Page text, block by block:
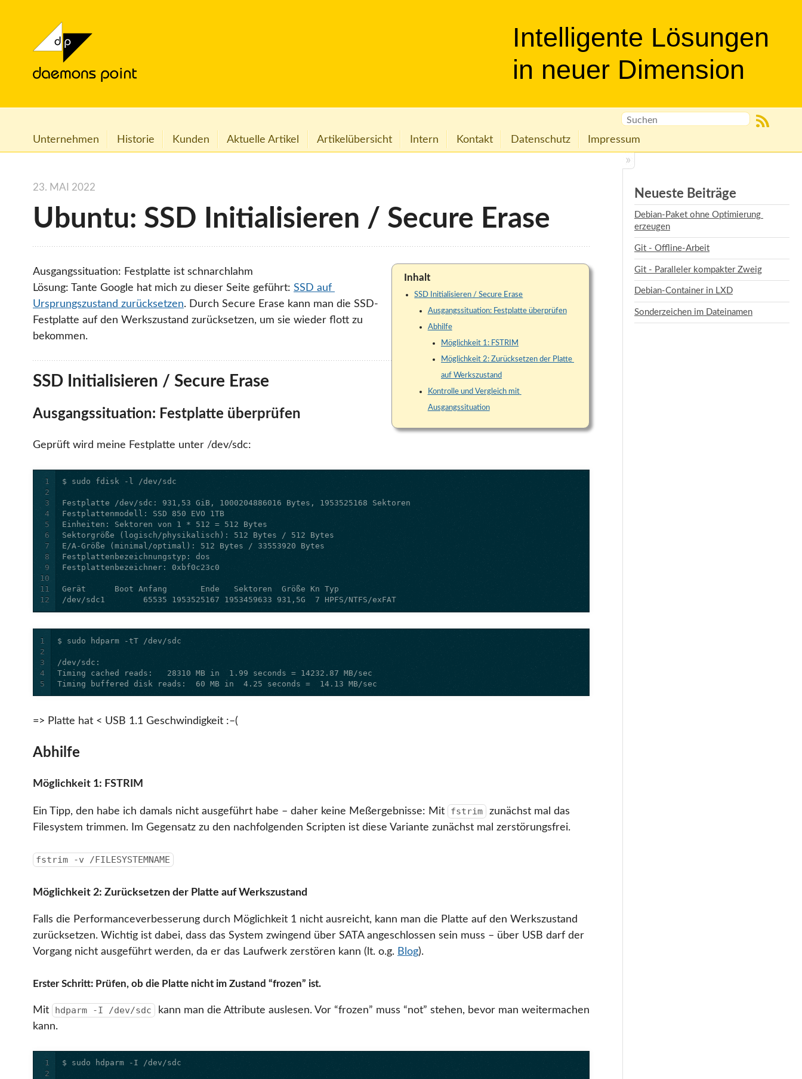
Intelligente Lösungen
in neuer Dimension
Unternehmen Historie Kunden Aktuelle Artikel Artikelübersicht Intern Kontakt Datenschutz Impressum
Ubuntu: SSD Initialisieren / Secure Erase
23. MAI 2022
Inhalt
SSD Initialisieren / Secure Erase
Ausgangssituation: Festplatte überprüfen
Abhilfe
Möglichkeit 1: FSTRIM
Möglichkeit 2: Zurücksetzen der Platte
auf Werkszustand
Kontrolle und Vergleich mit
Ausgangssituation
Ausgangssituation: Festplatte ist schnarchlahm
Lösung: Tante Google hat mich zu dieser Seite geführt: SSD auf
Ursprungszustand zurücksetzen. Durch Secure Erase kann man die SSD-
Festplatte auf den Werkszustand zurücksetzen, um sie wieder flott zu
bekommen.
SSD Initialisieren / Secure Erase
Ausgangssituation: Festplatte überprüfen
Geprüft wird meine Festplatte unter /dev/sdc:
1
2
3
4
5
6
7
8
9
10
11
12
/dev/sdc1        65535 1953525167 1953459633 931,5G  7 HPFS/NTFS/exFAT
1
2
3
4
5
Timing buffered disk reads:  60 MB in  4.25 seconds =  14.13 MB/sec
=> Platte hat < USB 1.1 Geschwindigkeit :–(
Abhilfe
Möglichkeit 1: FSTRIM
Ein Tipp, den habe ich damals nicht ausgeführt habe – daher keine Meßergebnisse: Mit fstrim
zunächst mal das
Filesystem trimmen. Im Gegensatz zu den nachfolgenden Scripten ist diese Variante zunächst mal zerstörungsfrei.
fstrim -v /FILESYSTEMNAME
Möglichkeit 2: Zurücksetzen der Platte auf Werkszustand
Falls die Performanceverbesserung durch Möglichkeit 1 nicht ausreicht, kann man die Platte auf den Werkszustand
zurücksetzen. Wichtig ist dabei, dass das System zwingend über SATA angeschlossen sein muss – über USB darf der
Vorgang nicht ausgeführt werden, da er das Laufwerk zerstören kann (lt. o.g. Blog).
Erster Schritt: Prüfen, ob die Platte nicht im Zustand “frozen” ist.
Mit hdparm -I /dev/sdc
kann man die Attribute auslesen. Vor “frozen” muss “not” stehen, bevor man weitermachen
kann.
1
2
Neueste Beiträge
Debian-Paket ohne Optimierung
erzeugen
Git - Offline-Arbeit
Git - Paralleler kompakter Zweig
Debian-Container in LXD
Sonderzeichen im Dateinamen